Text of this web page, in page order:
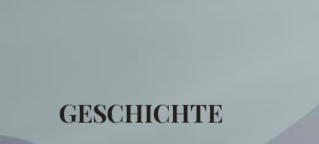
GESCHICHTE